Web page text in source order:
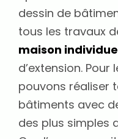
dessin de
tous les travaux
maison
d’extension.
pouvons réaliser
bâtiments avec
des plus simples